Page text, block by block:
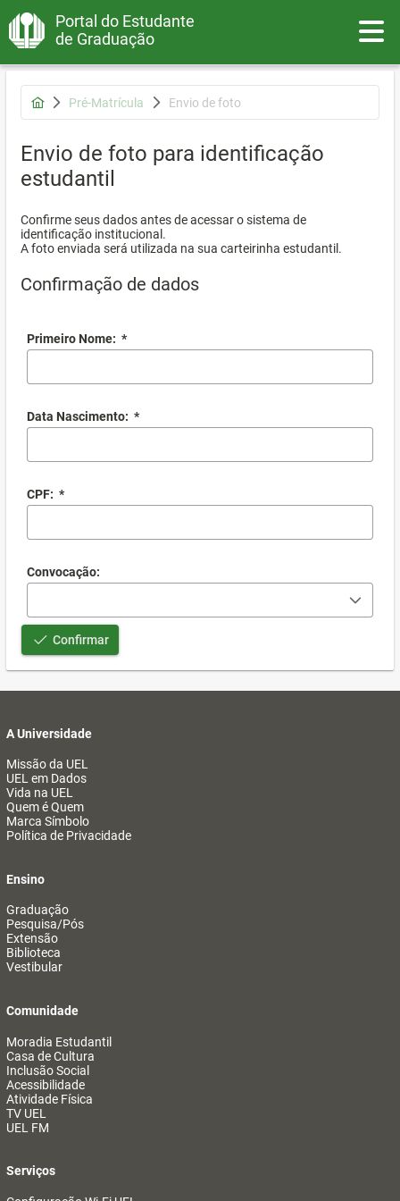
Portal do Estudante
de Graduação
Pré-Matrícula Envio de foto
Envio de foto para identificação
estudantil
Confirme seus dados antes de acessar o sistema de
identificação institucional.
A foto enviada será utilizada na sua carteirinha estudantil.
Confirmação de dados
Primeiro Nome: *
Data Nascimento: *
CPF: *
Convocação:
Confirmar
A Universidade
Missão da UEL
UEL em Dados
Vida na UEL
Quem é Quem
Marca Símbolo
Política de Privacidade
Ensino
Graduação
Pesquisa/Pós
Extensão
Biblioteca
Vestibular
Comunidade
Moradia Estudantil
Casa de Cultura
Inclusão Social
Acessibilidade
Atividade Física
TV UEL
UEL FM
Serviços